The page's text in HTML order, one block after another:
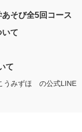
そび全5回コース
て
て
うみずほ の公式LINE